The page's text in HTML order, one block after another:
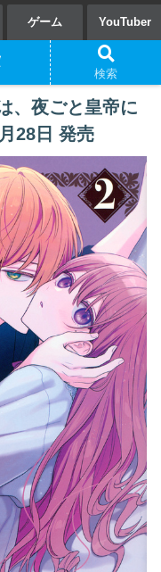
ゲーム YouTuber
、夜ごと皇帝に
28日 発売
検索